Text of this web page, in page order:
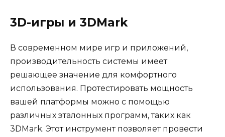
3D-игры и 3DMark
В современном мире игр и приложений,
производительность системы имеет
решающее значение для комфортного
использования. Протестировать мощность
вашей платформы можно с помощью
различных эталонных программ, таких как
3DMark. Этот инструмент позволяет провести